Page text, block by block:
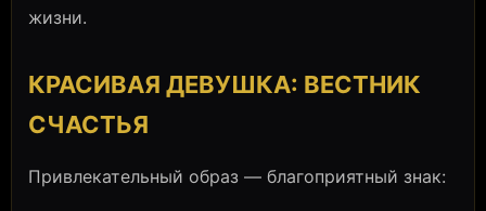
жизни.
КРАСИВАЯ ДЕВУШКА: ВЕСТНИК
СЧАСТЬЯ
Привлекательный образ — благоприятный знак: